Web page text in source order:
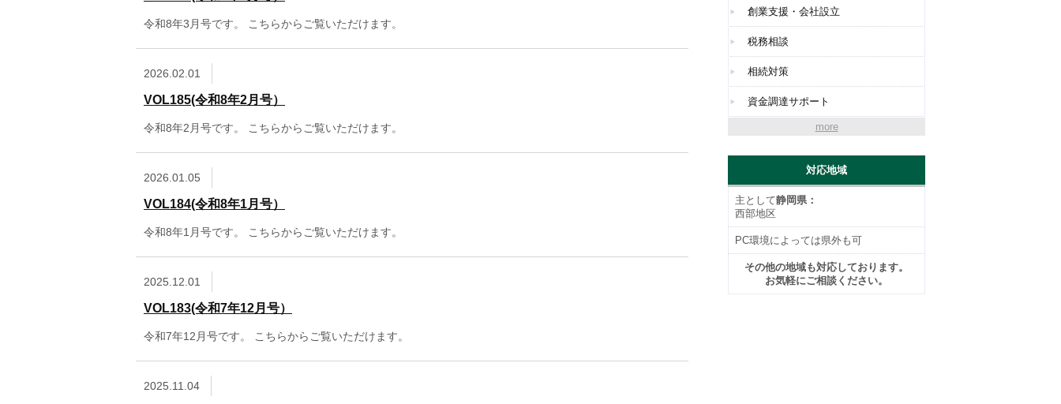
令和8年3月号です。 こちらからご覧いただけます。
2026.02.01
VOL185(令和8年2月号）
令和8年2月号です。 こちらからご覧いただけます。
2026.01.05
VOL184(令和8年1月号）
令和8年1月号です。 こちらからご覧いただけます。
2025.12.01
VOL183(令和7年12月号）
令和7年12月号です。 こちらからご覧いただけます。
2025.11.04
創業支援・会社設立
税務相談
相続対策
資金調達サポート
more
対応地域
主として静岡県：
西部地区
PC環境によっては県外も可
その他の地域も対応しております。
お気軽にご相談ください。